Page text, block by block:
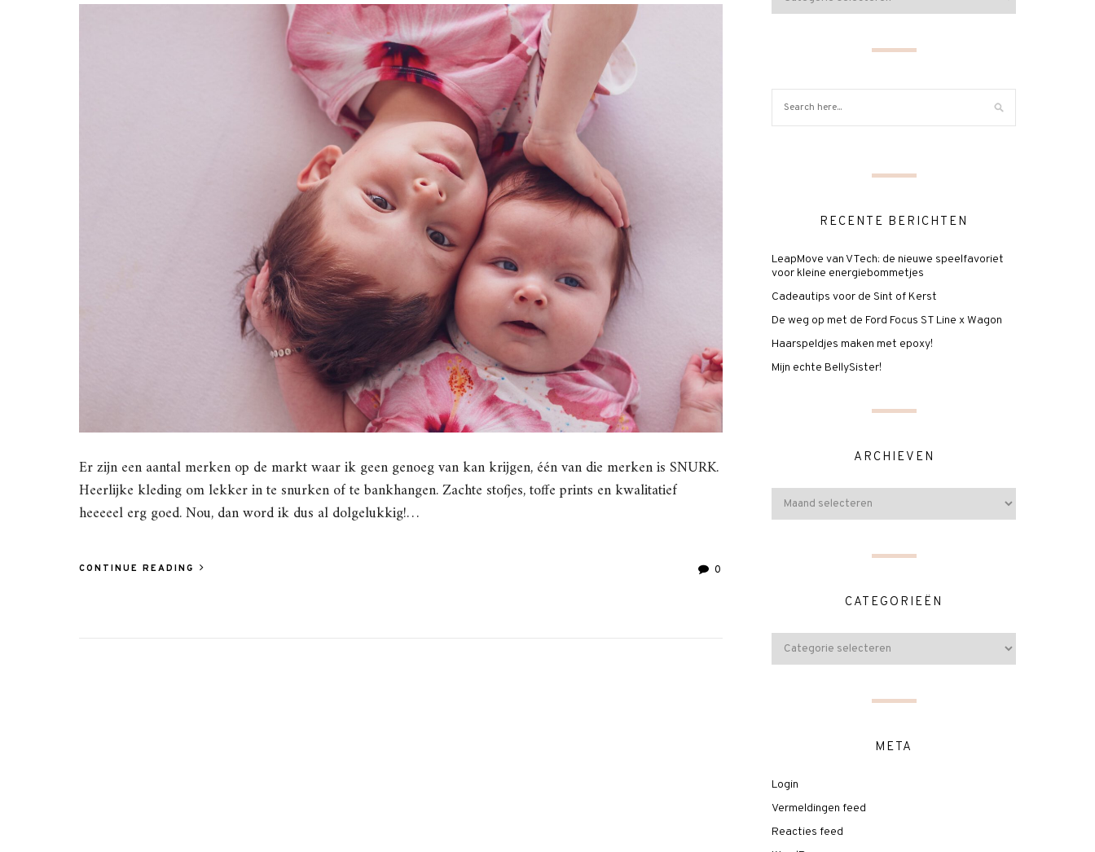
Er zijn een aantal merken op de markt waar ik geen genoeg van kan krijgen, één van die merken is SNURK.
Heerlijke kleding om lekker in te snurken of te bankhangen. Zachte stofjes, toffe prints en kwalitatief
heeeeel erg goed. Nou, dan word ik dus al dolgelukkig!…
CONTINUE READING 0
RECENTE BERICHTEN
LeapMove van VTech: de nieuwe speelfavoriet
voor kleine energiebommetjes
Cadeautips voor de Sint of Kerst
De weg op met de Ford Focus ST Line x Wagon
Haarspeldjes maken met epoxy!
Mijn echte BellySister!
ARCHIEVEN
CATEGORIEËN
META
Login
Vermeldingen feed
Reacties feed